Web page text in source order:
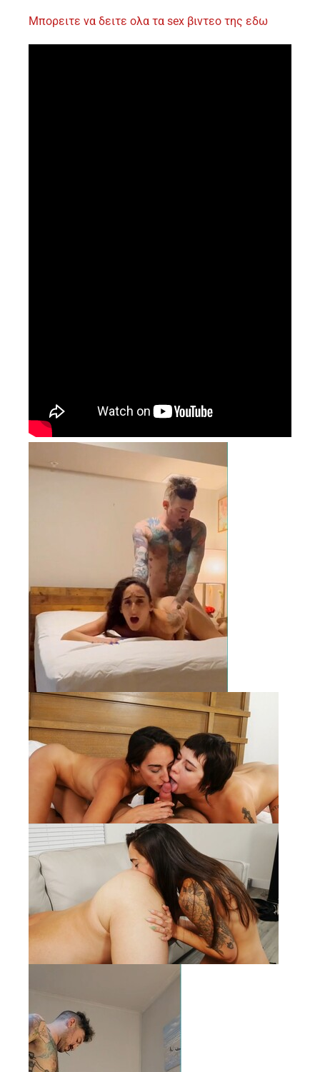
Μπορειτε να δειτε ολα τα sex βιντεο της εδω